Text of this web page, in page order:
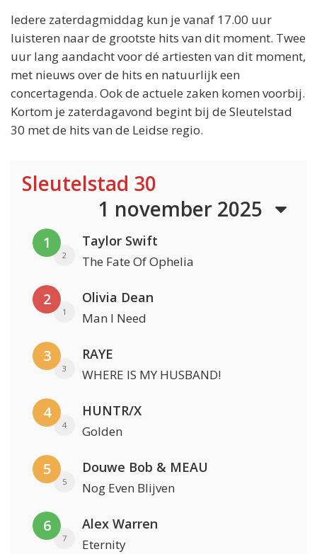
Iedere zaterdagmiddag kun je vanaf 17.00 uur
luisteren naar de grootste hits van dit moment. Twee
uur lang aandacht voor dé artiesten van dit moment,
met nieuws over de hits en natuurlijk een
concertagenda. Ook de actuele zaken komen voorbij.
Kortom je zaterdagavond begint bij de Sleutelstad
30 met de hits van de Leidse regio.
Sleutelstad 30
1 november 2025
1
2
Taylor Swift
The Fate Of Ophelia
2
1
Olivia Dean
Man I Need
3
3
RAYE
WHERE IS MY HUSBAND!
4
4
HUNTR/X
Golden
5
5
Douwe Bob & MEAU
Nog Even Blijven
6
7
Alex Warren
Eternity